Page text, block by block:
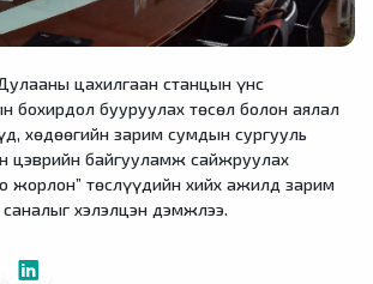
цахилгаан станцын үнс
бохирдол бууруулах төсөл болон аялал
хөдөөгийн зарим сумдын сургууль
цэврийн байгууламж сайжруулах
жорлон” төслүүдийн хийх ажилд зарим
хэлэлцэн дэмжлээ.